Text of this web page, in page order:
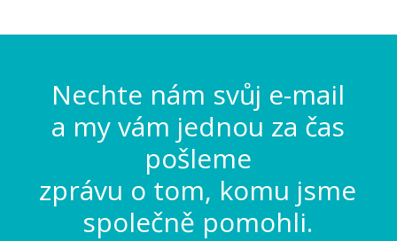
Nechte nám svůj e-mail
a my vám jednou za čas
pošleme
zprávu o tom, komu jsme
společně pomohli.